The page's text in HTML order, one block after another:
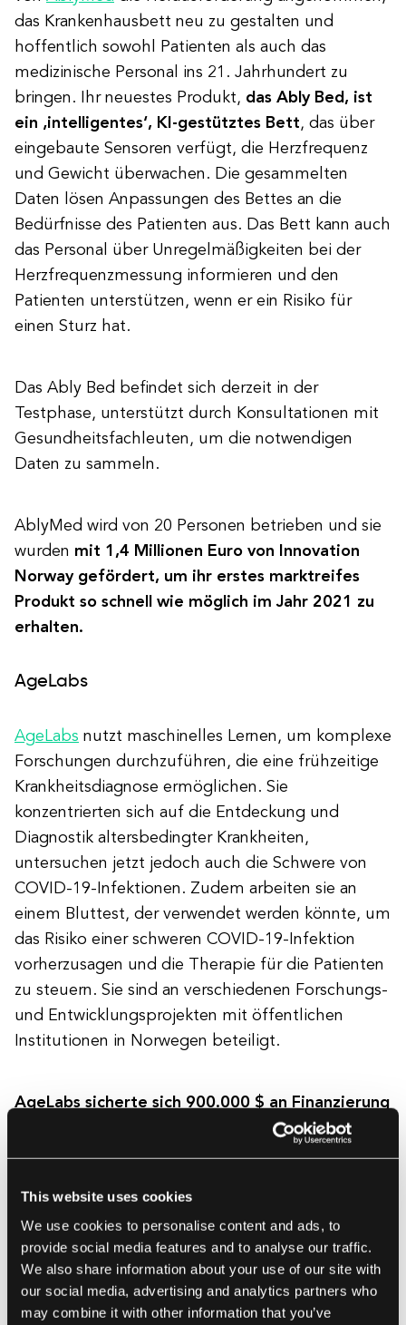
This website uses cookies
We use cookies to personalise content and ads, to
provide social media features and to analyse our traffic.
We also share information about your use of our site with
our social media, advertising and analytics partners who
may combine it with other information that you’ve
das Krankenhausbett neu zu gestalten und
hoffentlich sowohl Patienten als auch das
medizinische Personal ins 21. Jahrhundert zu
bringen. Ihr neuestes Produkt, das Ably Bed, ist
ein ‚intelligentes‘, KI-gestütztes Bett, das über
eingebaute Sensoren verfügt, die Herzfrequenz
und Gewicht überwachen. Die gesammelten
Daten lösen Anpassungen des Bettes an die
Bedürfnisse des Patienten aus. Das Bett kann auch
das Personal über Unregelmäßigkeiten bei der
Herzfrequenzmessung informieren und den
Patienten unterstützen, wenn er ein Risiko für
einen Sturz hat.
Das Ably Bed befindet sich derzeit in der
Testphase, unterstützt durch Konsultationen mit
Gesundheitsfachleuten, um die notwendigen
Daten zu sammeln.
AblyMed wird von 20 Personen betrieben und sie
wurden mit 1,4 Millionen Euro von Innovation
Norway gefördert, um ihr erstes marktreifes
Produkt so schnell wie möglich im Jahr 2021 zu
erhalten.
AgeLabs
AgeLabs nutzt maschinelles Lernen, um komplexe
Forschungen durchzuführen, die eine frühzeitige
Krankheitsdiagnose ermöglichen. Sie
konzentrierten sich auf die Entdeckung und
Diagnostik altersbedingter Krankheiten,
untersuchen jetzt jedoch auch die Schwere von
COVID-19-Infektionen. Zudem arbeiten sie an
einem Bluttest, der verwendet werden könnte, um
das Risiko einer schweren COVID-19-Infektion
vorherzusagen und die Therapie für die Patienten
zu steuern. Sie sind an verschiedenen Forschungs-
und Entwicklungsprojekten mit öffentlichen
Institutionen in Norwegen beteiligt.
AgeLabs sicherte sich 900.000 $ an Finanzierung
und gehörte zu den
Nominierten fürBest Health Tech Startupbei
Bulbitech
Nominiert für dieGlobal Startup Awardsin der
Kategorie führende Startups in den Nordics,